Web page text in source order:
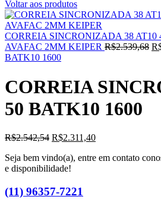
Voltar aos produtos
CORREIA SINCRONIZADA 38 AT10
AVAFAC 2MM KEIPER R$2.539,68
BATK10 1600
CORREIA
50 BATK10 1600
R$2.542,54 R$2.311,40
Seja bem vindo(a), entre em contato
e disponibilidade!
(11) 96357-7221